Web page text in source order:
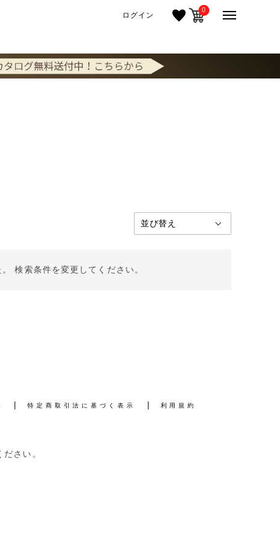
ログイン 0
検索条件を変更してください。
特定商取引法に基づく表示 利用規約
さい。